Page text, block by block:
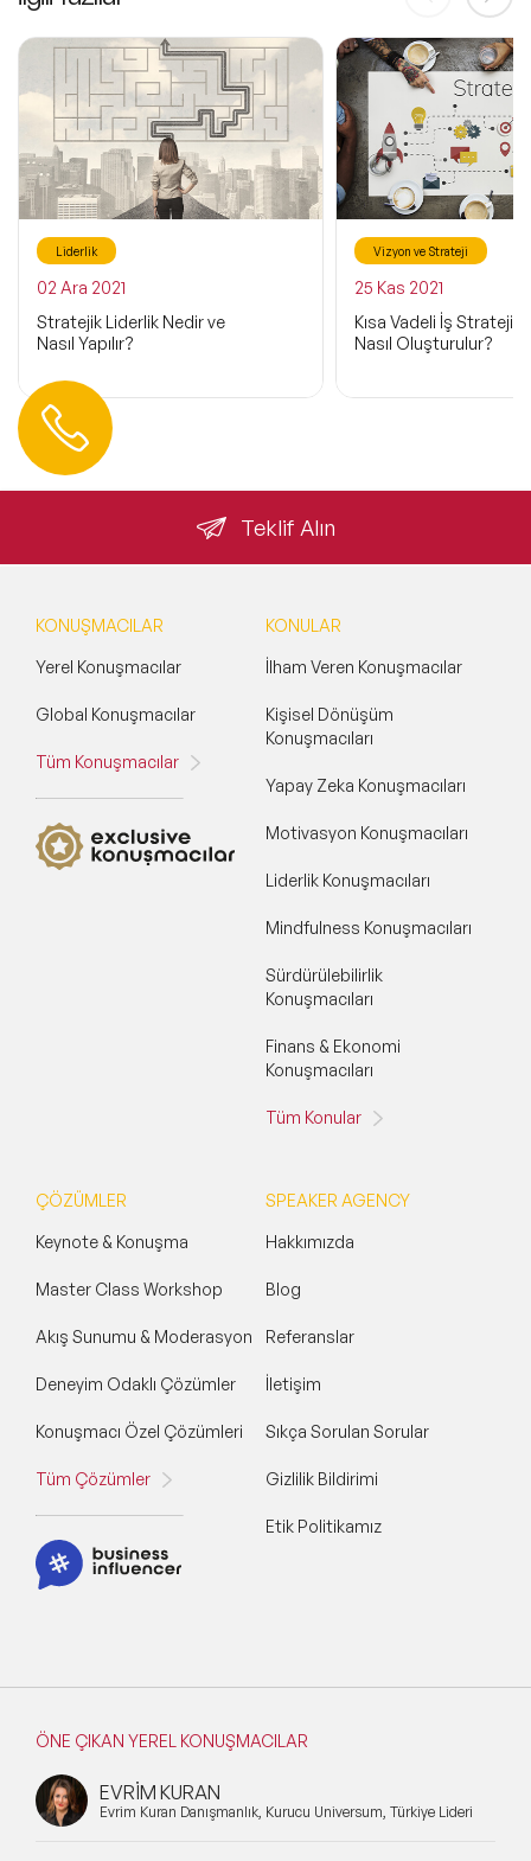
Liderlik
02 Ara 2021
Stratejik Liderlik Nedir ve
Nasıl Yapılır?
Vizyon ve Strateji
25 Kas 2021
Kısa Vadeli İş Stratejisi
Nasıl Oluşturulur?
Teklif Alın
Hemen Ulaşın
KONUŞMACILAR
Yerel Konuşmacılar
Global Konuşmacılar
Tüm Konuşmacılar
KONULAR
İlham Veren Konuşmacılar
Kişisel Dönüşüm
Konuşmacıları
Yapay Zeka Konuşmacıları
Motivasyon Konuşmacıları
Liderlik Konuşmacıları
Mindfulness Konuşmacıları
Sürdürülebilirlik
Konuşmacıları
Finans & Ekonomi
Konuşmacıları
Tüm Konular
ÇÖZÜMLER
Keynote & Konuşma
Master Class Workshop
Akış Sunumu & Moderasyon
Deneyim Odaklı Çözümler
Konuşmacı Özel Çözümleri
Tüm Çözümler
SPEAKER AGENCY
Hakkımızda
Blog
Referanslar
İletişim
Sıkça Sorulan Sorular
Gizlilik Bildirimi
Etik Politikamız
ÖNE ÇIKAN YEREL KONUŞMACILAR
EVRİM KURAN
Evrim Kuran Danışmanlık, Kurucu Universum, Türkiye Lideri